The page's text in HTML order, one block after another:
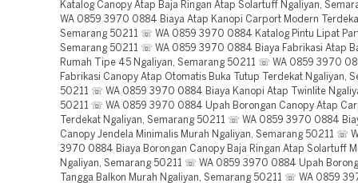
Katalog Canopy Atap Baja Ringan Atap Solartuff Ngaliyan,
WA 0859 3970 0884 Biaya Atap Kanopi Carport Modern
Semarang 50211 ☏ WA 0859 3970 0884 Katalog Pintu Lipat
Semarang 50211 ☏ WA 0859 3970 0884 Biaya Fabrikasi Atap
Rumah Tipe 45 Ngaliyan, Semarang 50211 ☏ WA 0859 3970
Fabrikasi Canopy Atap Otomatis Buka Tutup Terdekat Ngaliyan,
50211 ☏ WA 0859 3970 0884 Biaya Kanopi Atap Twinlite
50211 ☏ WA 0859 3970 0884 Upah Borongan Canopy Atap
Terdekat Ngaliyan, Semarang 50211 ☏ WA 0859 3970 0884
Canopy Jendela Minimalis Murah Ngaliyan, Semarang 50211 ☏
3970 0884 Biaya Borongan Canopy Baja Ringan Atap Solartuff
Ngaliyan, Semarang 50211 ☏ WA 0859 3970 0884 Upah
Tangga Balkon Murah Ngaliyan, Semarang 50211 ☏ WA 0859